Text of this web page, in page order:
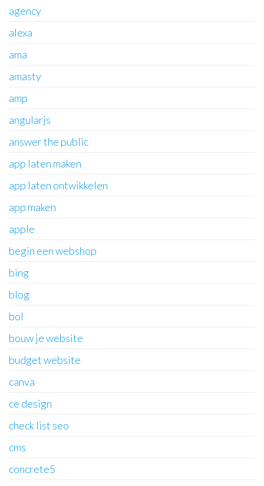
agency
alexa
ama
amasty
amp
angularjs
answer the public
app laten maken
app laten ontwikkelen
app maken
apple
begin een webshop
bing
blog
bol
bouw je website
budget website
canva
ce design
check list seo
cms
concrete5